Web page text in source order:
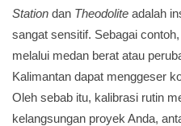
Station dan Theodolite adalah
sangat sensitif. Sebagai
melalui medan berat atau
Kalimantan dapat menggeser
Oleh sebab itu, kalibrasi rutin
kelangsungan proyek Anda,